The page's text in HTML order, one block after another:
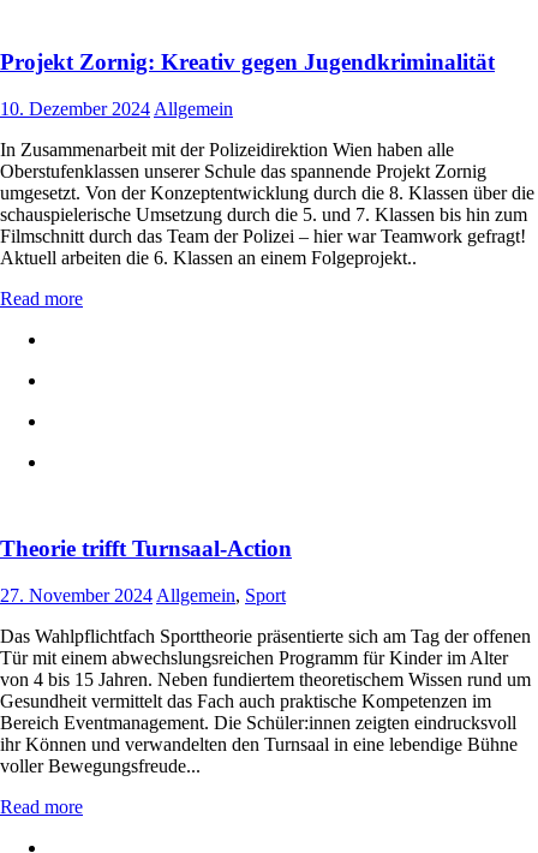
Projekt Zornig: Kreativ gegen Jugendkriminalität
10. Dezember 2024 Allgemein
In Zusammenarbeit mit der Polizeidirektion Wien haben alle
Oberstufenklassen unserer Schule das spannende Projekt Zornig
umgesetzt. Von der Konzeptentwicklung durch die 8. Klassen über die
schauspielerische Umsetzung durch die 5. und 7. Klassen bis hin zum
Filmschnitt durch das Team der Polizei – hier war Teamwork gefragt!
Aktuell arbeiten die 6. Klassen an einem Folgeprojekt..
Read more
Theorie trifft Turnsaal-Action
27. November 2024 Allgemein, Sport
Das Wahlpflichtfach Sporttheorie präsentierte sich am Tag der offenen
Tür mit einem abwechslungsreichen Programm für Kinder im Alter
von 4 bis 15 Jahren. Neben fundiertem theoretischem Wissen rund um
Gesundheit vermittelt das Fach auch praktische Kompetenzen im
Bereich Eventmanagement. Die Schüler:innen zeigten eindrucksvoll
ihr Können und verwandelten den Turnsaal in eine lebendige Bühne
voller Bewegungsfreude...
Read more